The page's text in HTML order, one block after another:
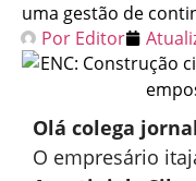
uma gestão de
Por Editor
Olá colega
O empresário